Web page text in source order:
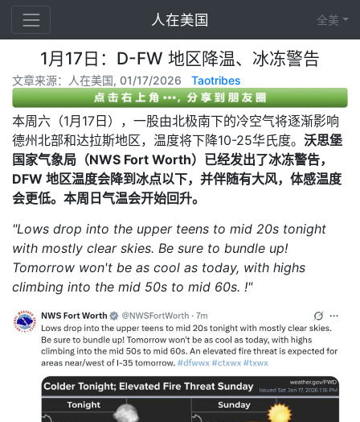
人在美国 全美
1月17日：D-FW 地区降温、冰冻警告
文章来源：人在美国, 01/17/2026 Taotribes
本周六（1月17日），一股由北极南下的冷空气将逐渐影响
德州北部和达拉斯地区，温度将下降10-25华氏度。 沃思堡
国家气象局（NWS Fort Worth）已经发出了冰冻警告，
DFW 地区温度会降到冰点以下，并伴随有大风， 体感温度
会更低。 本周日气温会开始回升。
"Lows drop into the upper teens to mid 20s tonight
with mostly clear skies. Be sure to bundle up!
Tomorrow won't be as cool as today, with highs
climbing into the mid 50s to mid 60s. !"